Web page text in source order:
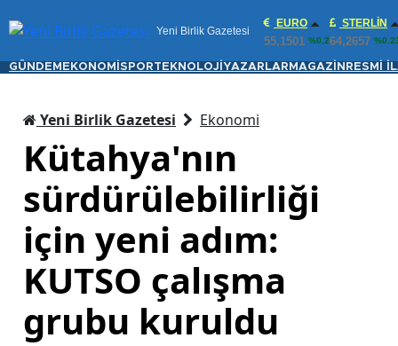
Yeni Birlik Gazetesi
EURO
55,1501 %0.2
STERLIN
64,2657
GÜNDEM EKONOMİ SPORTEKNOLOJİ YAZARLAR MAGAZİN RESMİ
Yeni Birlik Gazetesi Ekonomi
Kütahya'nın
sürdürülebilirliği
için yeni adım:
KUTSO çalışma
grubu kuruldu